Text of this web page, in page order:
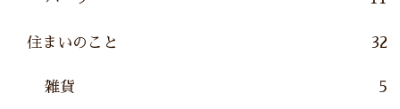
住まいのこと 32
雑貨 5